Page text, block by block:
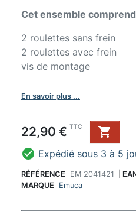
Cet ensemble
2 roulettes sans frein
2 roulettes avec frein
vis de montage
En savoir plus ...
Prix
22,90 € TTC

 Expédié sous 3 à 5
RÉFÉRENCE EM 2041421
MARQUE
Emuca